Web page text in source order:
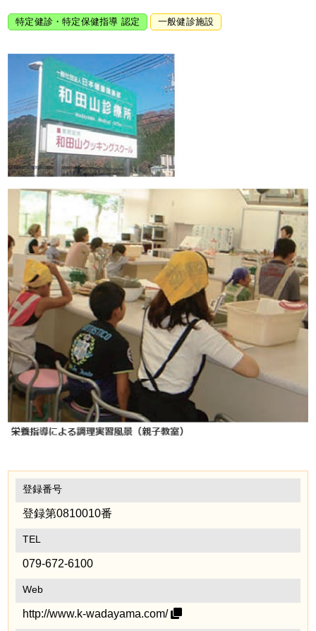
特定健診・特定保健指導 認定 一般健診施設
登録番号
登録第0810010番
TEL
079-672-6100
Web
http://www.k-wadayama.com/